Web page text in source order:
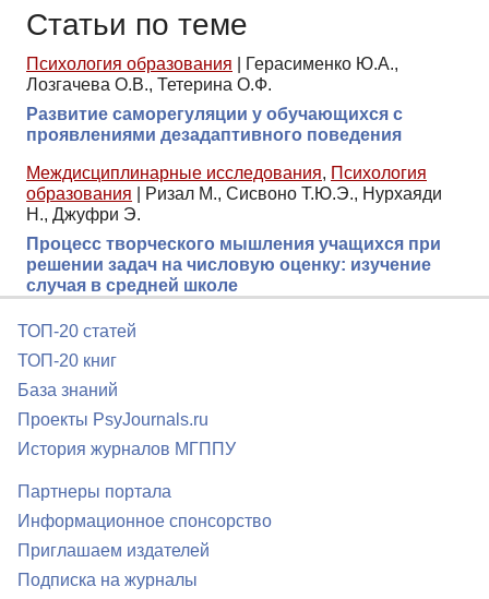
Статьи по теме
Психология образования
Герасименко Ю.А.,
Лозгачева О.В., Тетерина О.Ф.
Развитие саморегуляции у обучающихся с
проявлениями дезадаптивного поведения
Междисциплинарные исследования, Психология
образования
Ризал М., Сисвоно Т.Ю.Э., Нурхаяди
Н., Джуфри Э.
Процесс творческого мышления учащихся при
решении задач на числовую оценку: изучение
случая в средней школе
ТОП-20 статей
ТОП-20 книг
База знаний
Проекты PsyJournals.ru
История журналов МГППУ
Партнеры портала
Информационное спонсорство
Приглашаем издателей
Подписка на журналы